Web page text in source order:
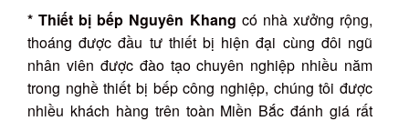
* Thiết bị bếp Nguyên Khang có nhà xưởng rộng,
thoáng được đầu tư thiết bị hiện đại cùng đôi ngũ
nhân viên được đào tạo chuyên nghiệp nhiều năm
trong nghề thiết bị bếp công nghiệp, chúng tôi được
nhiều khách hàng trên toàn Miền Bắc đánh giá rất